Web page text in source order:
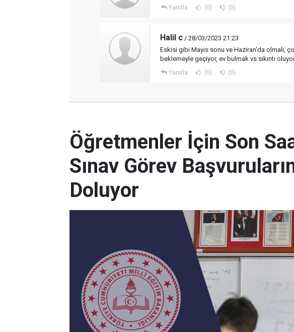
Yanıtla (0) (0)
Halil c / 28/03/2023 21:23
Eskisi gibi Mayıs sonu ve Haziran'da olmalı,
beklemeyle geçiyor, ev bulmak vs sıkıntı
Yanıtla (0) (0)
Öğretmenler İçin Son
Sınav Görev
Doluyor